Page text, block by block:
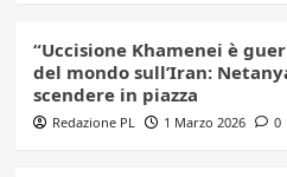
“Uccisione Khamenei è
del mondo sull’Iran:
scendere in piazza
Redazione PL 1 Marzo 2026 0